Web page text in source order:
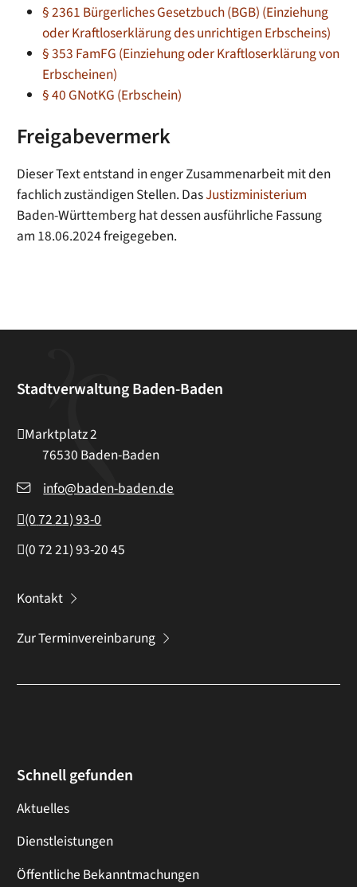
§ 2361 Bürgerliches Gesetzbuch (BGB) (Einziehung
oder Kraftloserklärung des unrichtigen Erbscheins)
§ 353 FamFG (Einziehung oder Kraftloserklärung von
Erbscheinen)
§ 40 GNotKG (Erbschein)
Freigabevermerk
Dieser Text entstand in enger Zusammenarbeit mit den
fachlich zuständigen Stellen. DasJustizministerium
Baden-Württemberg hat dessen ausführliche Fassung
am 18.06.2024 freigegeben.
Stadtverwaltung Baden-Baden
Marktplatz 2
76530 Baden-Baden
info@baden-baden.de
(07221) 93-0
(07221) 93-2045
Kontakt
Zur Terminvereinbarung
Schnell gefunden
Aktuelles
Dienstleistungen
Öffentliche Bekanntmachungen